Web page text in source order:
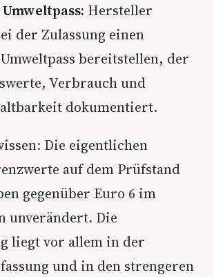
Hersteller
der Zulassung einen
bereitstellen, der
Verbrauch und
dokumentiert.
Die eigentlichen
auf dem Prüfstand
gegenüber Euro 6 im
unverändert. Die
liegt vor allem in der
und in den strengeren